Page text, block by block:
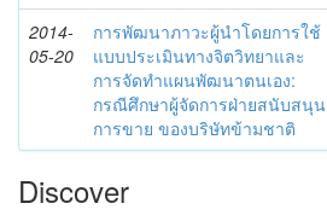
2014-
05-20
การพัฒนาภาวะผู้นำโดยการใช้
แบบประเมินทางจิตวิทยาและ
การจัดทำแผนพัฒนาตนเอง:
กรณีศึกษาผู้จัดการฝ่ายสนับสนุน
การขาย ของบริษัทข้ามชาติ
Discover